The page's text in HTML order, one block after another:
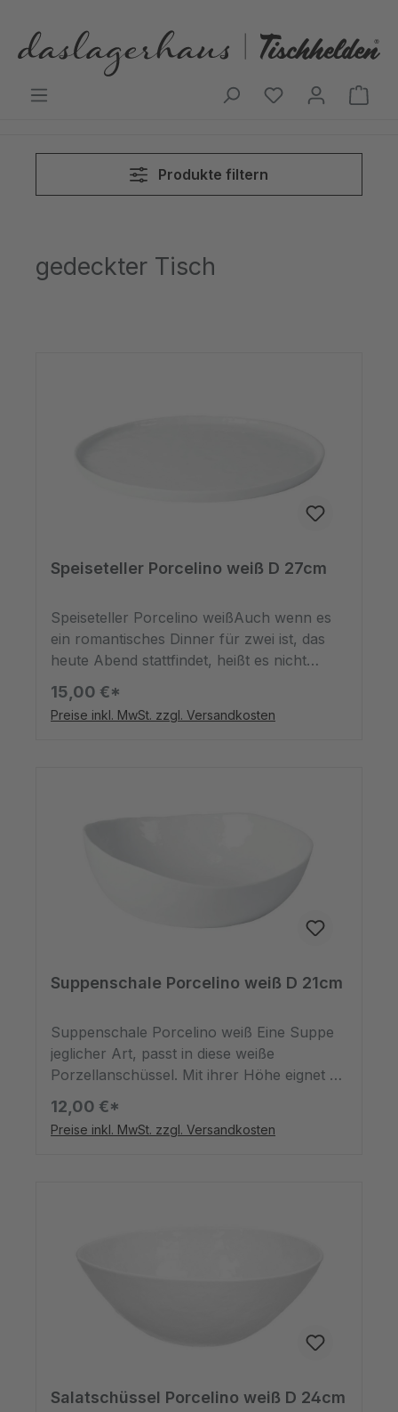
Produkte filtern
gedeckter Tisch
Speiseteller Porcelino weiß D 27cm
Speiseteller Porcelino weißAuch wenn es
ein romantisches Dinner für zwei ist, das
heute Abend stattfindet, heißt es nicht
unbedingt, dass das Geschirr besonders
sein muss. Das Ambiente und die Deko
sprechen Bände, aber überzeugen tut das
15,00 €*
Preise inkl. MwSt. zzgl. Versandkosten
Suppenschale Porcelino weiß D 21cm
Suppenschale Porcelino weiß Eine Suppe
jeglicher Art, passt in diese weiße
Porzellanschüssel. Mit ihrer Höhe eignet sie
sich jedoch auch alternativ hervorragend
zur Aufbewahrung von
Obst.*mikrowellengeeignet,
12,00 €*
Preise inkl. MwSt. zzgl. Versandkosten
Salatschüssel Porcelino weiß D 24cm